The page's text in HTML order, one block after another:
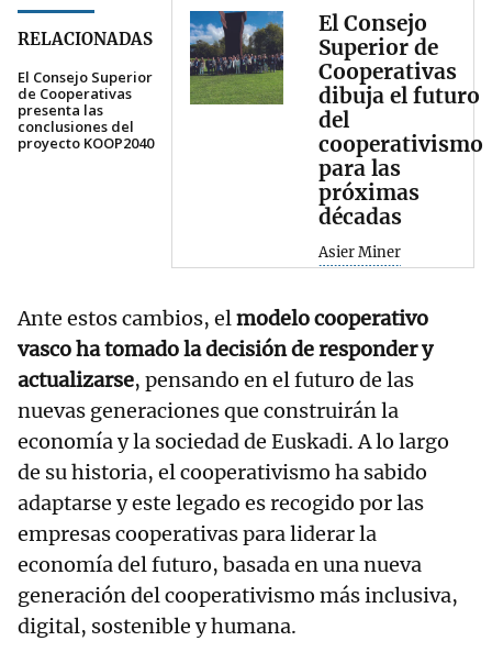
RELACIONADAS
El Consejo Superior
de Cooperativas
presenta las
conclusiones del
proyecto KOOP2040
El Consejo
Superior de
Cooperativas
dibuja el futuro
del
cooperativismo
para las
próximas
décadas
Asier Miner
Ante estos cambios, elmodelo cooperativo
vasco ha tomado la decisión de responder y
actualizarse, pensando en el futuro de las
nuevas generaciones que construirán la
economía y la sociedad de Euskadi. A lo largo
de su historia, el cooperativismo ha sabido
adaptarse y este legado es recogido por las
empresas cooperativas para liderar la
economía del futuro, basada en una nueva
generación del cooperativismo más inclusiva,
digital, sostenible y humana.